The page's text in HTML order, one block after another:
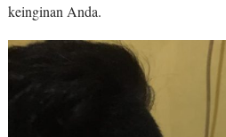
keinginan Anda.